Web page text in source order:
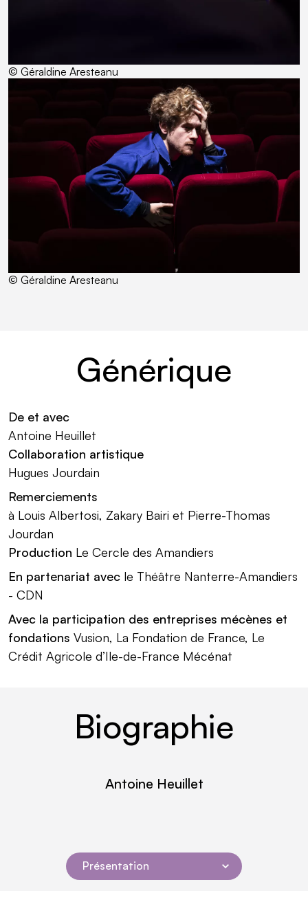
Navigation dans la page
Présentation
© Géraldine Aresteanu
© Géraldine Aresteanu
Générique
De et avec
Antoine Heuillet
Collaboration artistique
Hugues Jourdain
Remerciements
à Louis Albertosi, Zakary Bairi et Pierre-Thomas
Jourdan
Production Le Cercle des Amandiers
En partenariat avec le Théâtre Nanterre-Amandiers
- CDN
Avec la participation des entreprises mécènes et
fondations Vusion, La Fondation de France, Le
Crédit Agricole d’Ile-de-France Mécénat
Biographie
Antoine Heuillet
lire plus